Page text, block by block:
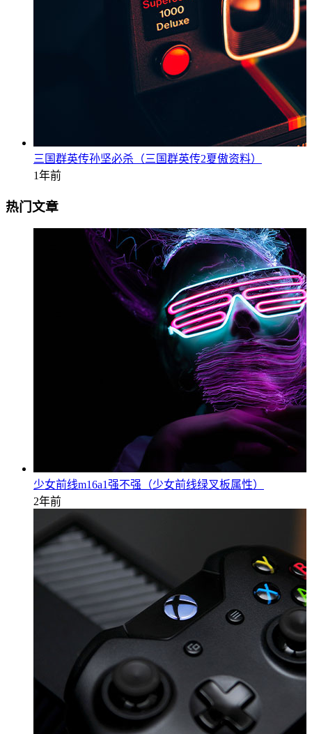
三国群英传孙坚必杀（三国群英传2夏傲资料）
1年前
热门文章
少女前线m16a1强不强（少女前线绿叉板属性）
2年前